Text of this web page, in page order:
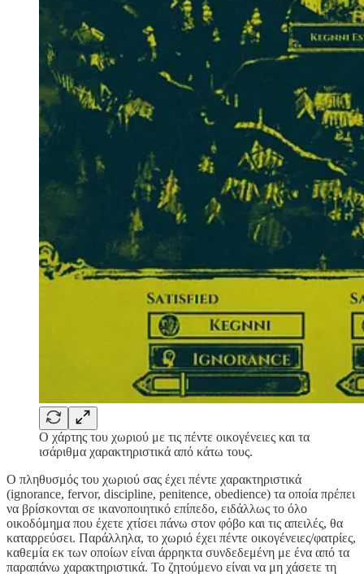
Ο χάρτης του χωριού με τις πέντε οικογένειες και τα
ισάριθμα χαρακτηριστικά από κάτω τους.
Ο πληθυσμός του χωριού σας έχει πέντε χαρακτηριστικά
(ignorance, fervor, discipline, penitence, obedience) τα οποία πρέπει
να βρίσκονται σε ικανοποιητικό επίπεδο, ειδάλλως το όλο
οικοδόμημα που έχετε χτίσει πάνω στον φόβο και τις απειλές, θα
καταρρεύσει. Παράλληλα, το χωριό έχει πέντε οικογένειες/φατρίες,
καθεμία εκ των οποίων είναι άρρηκτα συνδεδεμένη με ένα από τα
παραπάνω χαρακτηριστικά. Το ζητούμενο είναι να μη χάσετε τη